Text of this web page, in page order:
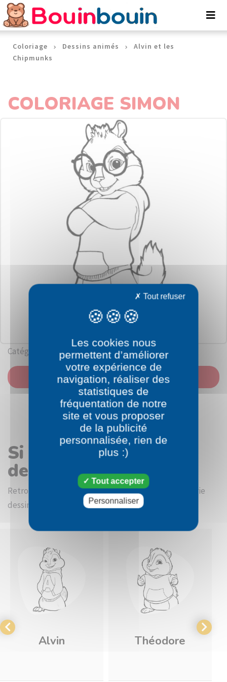
Coloriage Dessins animés
Alvin et les
Chipmunks
COLORIAGE SIMON
Catégorie: Alvin et les Chipmunks
IMPRIMER
Si vous avez aimé le
dessin Simon
Retrouvez d'autres images à colorier dans la catégorie
dessin Alvin et les Chipmunks
Alvin Théodore
Panneau de gestion des cookies
Les cookies nous
permettent d’améliorer
votre expérience de
navigation, réaliser des
statistiques de
fréquentation de notre
site et vous proposer
de la publicité
personnalisée, rien de
plus :)
Tout accepter
Tout refuser
Personnaliser